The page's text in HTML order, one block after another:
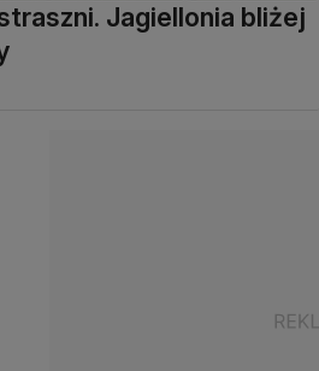
Jagiellonia bliżej